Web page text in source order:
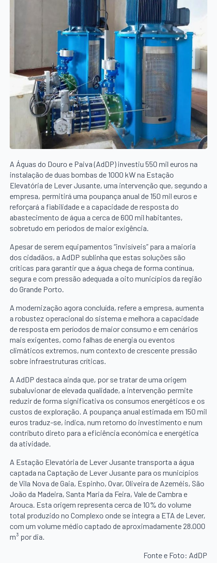
A Águas do Douro e Paiva (AdDP) investiu 550 mil euros na
instalação de duas bombas de 1000 kW na Estação
Elevatória de Lever Jusante, uma intervenção que, segundo a
empresa, permitirá uma poupança anual de 150 mil euros e
reforçará a fiabilidade e a capacidade de resposta do
abastecimento de água a cerca de 600 mil habitantes,
sobretudo em períodos de maior exigência.
Apesar de serem equipamentos “invisíveis” para a maioria
dos cidadãos, a AdDP sublinha que estas soluções são
críticas para garantir que a água chega de forma contínua,
segura e com pressão adequada a oito municípios da região
do Grande Porto.
A modernização agora concluída, refere a empresa, aumenta
a robustez operacional do sistema e melhora a capacidade
de resposta em períodos de maior consumo e em cenários
mais exigentes, como falhas de energia ou eventos
climáticos extremos, num contexto de crescente pressão
sobre infraestruturas críticas.
A AdDP destaca ainda que, por se tratar de uma origem
subaluvionar de elevada qualidade, a intervenção permite
reduzir de forma significativa os consumos energéticos e os
custos de exploração. A poupança anual estimada em 150 mil
euros traduz-se, indica, num retorno do investimento e num
contributo direto para a eficiência económica e energética
da atividade.
A Estação Elevatória de Lever Jusante transporta a água
captada na Captação de Lever Jusante para os municípios
de Vila Nova de Gaia, Espinho, Ovar, Oliveira de Azeméis, São
João da Madeira, Santa Maria da Feira, Vale de Cambra e
Arouca. Esta origem representa cerca de 10% do volume
total produzido no Complexo onde se integra a ETA de Lever,
com um volume médio captado de aproximadamente 28.000
m³ por dia.
Fonte e Foto: AdDP